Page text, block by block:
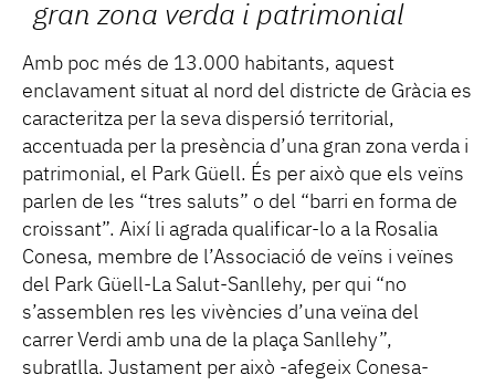
gran zona verda i patrimonial
Amb poc més de 13.000 habitants, aquest
enclavament situat al nord del districte de Gràcia es
caracteritza per la seva dispersió territorial,
accentuada per la presència d’una gran zona verda i
patrimonial, el Park Güell. És per això que els veïns
parlen de les “tres saluts” o del “barri en forma de
croissant”. Així li agrada qualificar-lo a la Rosalia
Conesa, membre de l’Associació de veïns i veïnes
del Park Güell-La Salut-Sanllehy, per qui “no
s’assemblen res les vivències d’una veïna del
carrer Verdi amb una de la plaça Sanllehy”,
subratlla. Justament per això -afegeix Conesa-